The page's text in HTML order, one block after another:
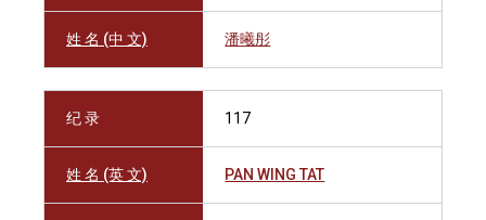
姓 名 (中 文) 潘曦彤
纪 录 117
姓 名 (英 文) PAN WING TAT